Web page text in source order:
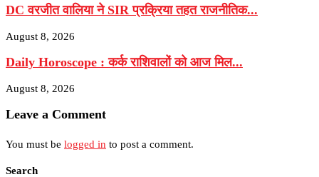
DC वरजीत वालिया ने SIR प्रक्रिया तहत राजनीतिक...
August 8, 2026
Daily Horoscope : कर्क राशिवालों को आज मिल...
August 8, 2026
Leave a Comment
You must be logged in to post a comment.
Search